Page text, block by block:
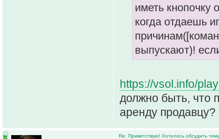
иметь кнопочку
когда отдаешь
выпускают)!
https://vsol.info/
должно быть, что
аренду продавцу?
Re: Приветствую! Хотелось обсудить